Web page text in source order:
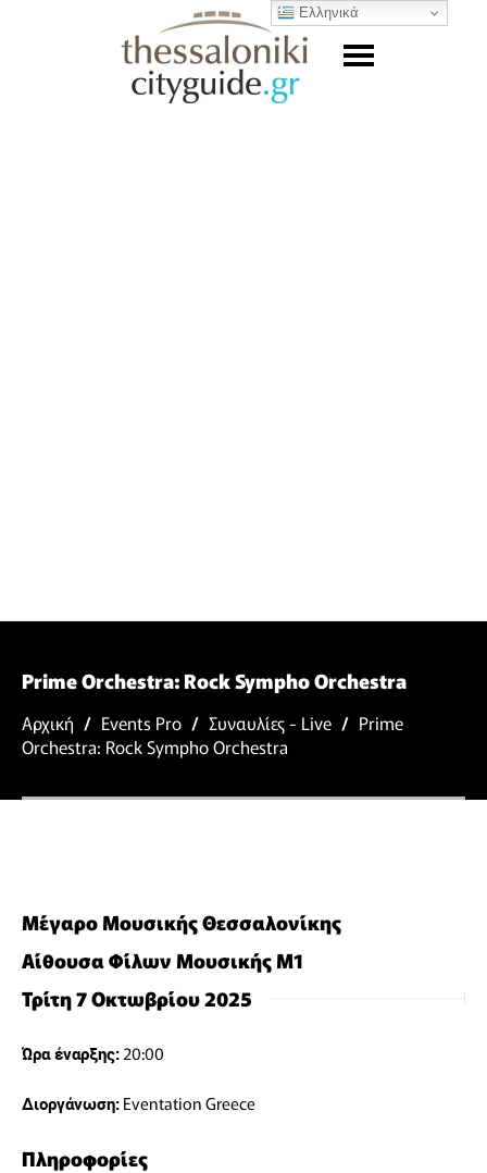
Prime Orchestra: Rock Sympho Orchestra
Αρχική / Events Pro / Συναυλίες - Live / Prime
Orchestra: Rock Sympho Orchestra
Μέγαρο Μουσικής Θεσσαλονίκης
Αίθουσα Φίλων Μουσικής Μ1
Τρίτη 7 Οκτωβρίου 2025
Ώρα έναρξης: 20:00
Διοργάνωση: Eventation Greece
Πληροφορίες
Ελληνικά